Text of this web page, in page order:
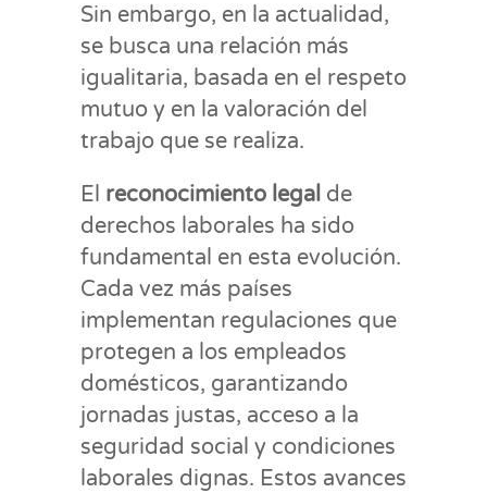
Sin embargo, en la actualidad,
se busca una relación más
igualitaria, basada en el respeto
mutuo y en la valoración del
trabajo que se realiza.
El reconocimiento legal de
derechos laborales ha sido
fundamental en esta evolución.
Cada vez más países
implementan regulaciones que
protegen a los empleados
domésticos, garantizando
jornadas justas, acceso a la
seguridad social y condiciones
laborales dignas. Estos avances